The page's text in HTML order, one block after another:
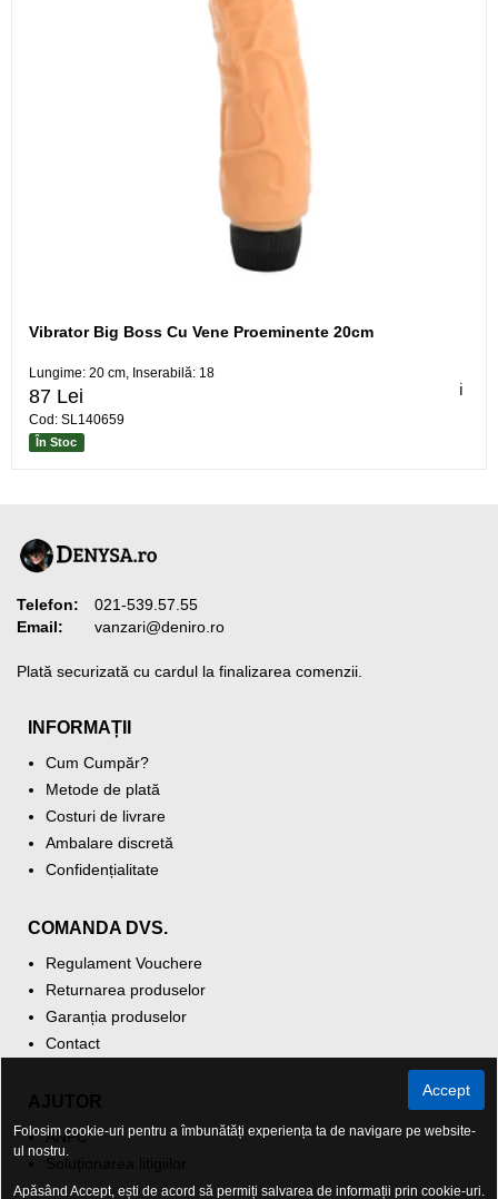
ℹ️
Vibrator Big Boss Cu Vene Proeminente 20cm
Lungime: 20 cm, Inserabilă: 18
87 Lei
Cod: SL140659
În Stoc
Telefon:
021-539.57.55
Email:
vanzari@deniro.ro
Plată securizată cu cardul la finalizarea comenzii.
INFORMAȚII
Cum Cumpăr?
Metode de plată
Costuri de livrare
Ambalare discretă
Confidențialitate
COMANDA DVS.
Regulament Vouchere
Returnarea produselor
Garanția produselor
Contact
ANPC
Accept
Folosim cookie-uri pentru a îmbunătăți experiența ta de navigare pe website-
ul nostru.
Apăsând Accept, ești de acord să permiți salvarea de informații prin cookie-uri.